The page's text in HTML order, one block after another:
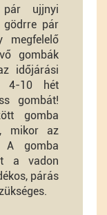
pár ujjnyi
pár
gombák
időjárási
4-10 hét
gombát!
gomba
mikor az
A gomba
a vadon
párás